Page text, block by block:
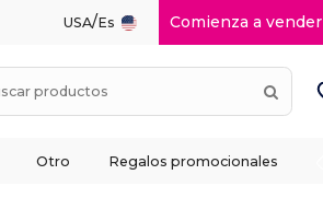
USA/Es Comienza a vender
Otro Regalos promocionales